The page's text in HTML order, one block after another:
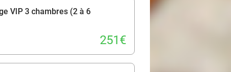
est réuni pour des vacances
VIP 3 chambres (2 à 6
251€